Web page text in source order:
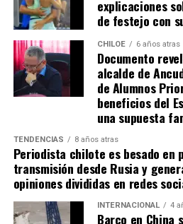
realizando trámites y
distintos medios de
una fecha exacta para su viaje a
se administra el medicamento,
realizarlo «a mediados de junio».
Cabe destacar que, pese a que
por ende, la meta se cumplió,
redes sociales, eventos a
¿Como ayudar?
Instagram,
Fernando Jara (padre)
explicaciones
de festejo con
CHILOE 6 años atras
Documento
alcalde de
de Alumnos
beneficios del
una supuesta
TENDENCIAS 8 años atras
Periodista chilote es besado en
transmisión desde Rusia y
opiniones divididas en redes
INTERNACIONAL 4
Barco en China